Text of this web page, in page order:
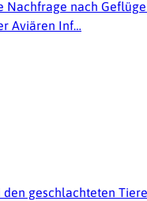
nach
Aviären Inf…
geschlachteten